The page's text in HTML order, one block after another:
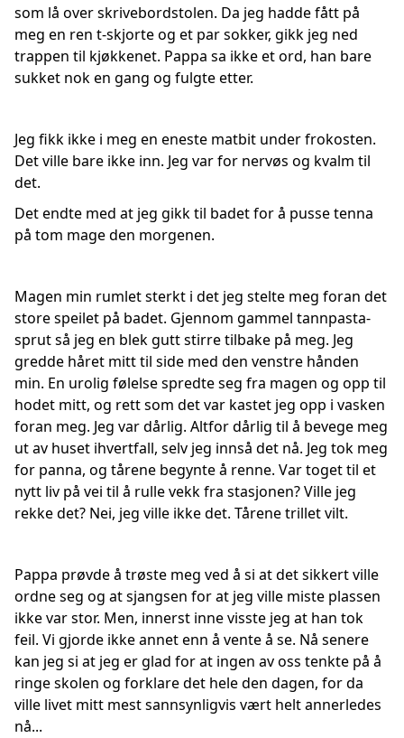
som lå over skrivebordstolen. Da jeg hadde fått på
meg en ren t-skjorte og et par sokker, gikk jeg ned
trappen til kjøkkenet. Pappa sa ikke et ord, han bare
sukket nok en gang og fulgte etter.
Jeg fikk ikke i meg en eneste matbit under frokosten.
Det ville bare ikke inn. Jeg var for nervøs og kvalm til
det.
Det endte med at jeg gikk til badet for å pusse tenna
på tom mage den morgenen.
Magen min rumlet sterkt i det jeg stelte meg foran det
store speilet på badet. Gjennom gammel tannpasta-
sprut så jeg en blek gutt stirre tilbake på meg. Jeg
gredde håret mitt til side med den venstre hånden
min. En urolig følelse spredte seg fra magen og opp til
hodet mitt, og rett som det var kastet jeg opp i vasken
foran meg. Jeg var dårlig. Altfor dårlig til å bevege meg
ut av huset ihvertfall, selv jeg innså det nå. Jeg tok meg
for panna, og tårene begynte å renne. Var toget til et
nytt liv på vei til å rulle vekk fra stasjonen? Ville jeg
rekke det? Nei, jeg ville ikke det. Tårene trillet vilt.
Pappa prøvde å trøste meg ved å si at det sikkert ville
ordne seg og at sjangsen for at jeg ville miste plassen
ikke var stor. Men, innerst inne visste jeg at han tok
feil. Vi gjorde ikke annet enn å vente å se. Nå senere
kan jeg si at jeg er glad for at ingen av oss tenkte på å
ringe skolen og forklare det hele den dagen, for da
ville livet mitt mest sannsynligvis vært helt annerledes
nå...